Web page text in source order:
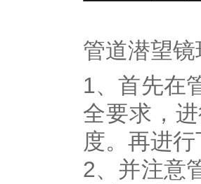
管道潜望
1、首先在
全要求，
度。再进
2、并注意